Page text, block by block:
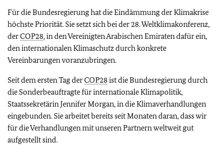
Für die Bundesregierung hat die Eindämmung der Klimakrise
höchste Priorität. Sie setzt sich bei der 28. Weltklimakonferenz,
derCOP28, in den Vereinigten Arabischen Emiraten dafür ein,
den internationalen Klimaschutz durch konkrete
Vereinbarungen voranzubringen.
Seit dem ersten Tag derCOP28ist die Bundesregierung durch
die Sonderbeauftragte für internationale Klimapolitik,
Staatssekretärin Jennifer Morgan, in die Klimaverhandlungen
eingebunden. Sie arbeitet bereits seit Monaten daran, dass wir
für die Verhandlungen mit unseren Partnern weltweit gut
aufgestellt sind.